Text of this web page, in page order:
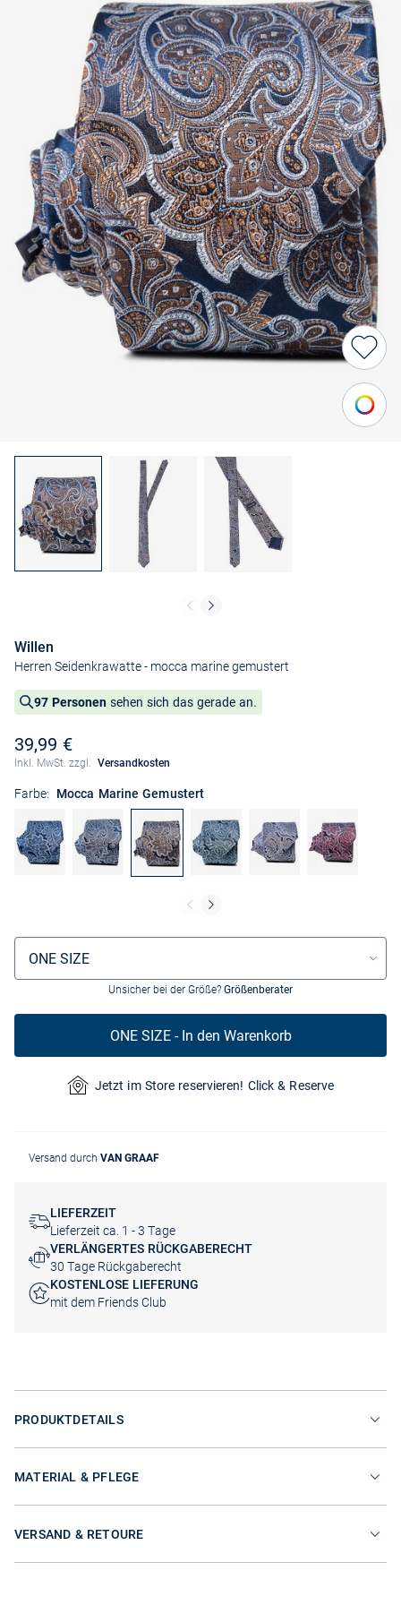
Willen
Herren Seidenkrawatte- mocca marine gemustert
97 Personen sehen sich das gerade an.
39,99 €
Inkl. MwSt. zzgl. Versandkosten
Farbe: Mocca Marine Gemustert
Größenauswahl
ONE SIZE
Unsicher bei der Größe? Größenberater
ONE SIZE - In den Warenkorb
Jetzt im Store reservieren! Click & Reserve
Versand durch VAN GRAAF
LIEFERZEIT
Lieferzeit ca. 1 - 3 Tage
VERLÄNGERTES RÜCKGABERECHT
30 Tage Rückgaberecht
KOSTENLOSE LIEFERUNG
mit dem Friends Club
PRODUKTDETAILS
MATERIAL & PFLEGE
VERSAND & RETOURE